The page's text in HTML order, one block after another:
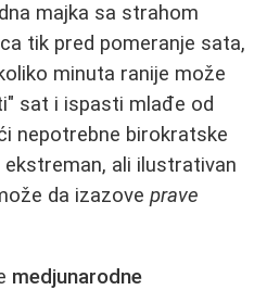
majka sa strahom
tik pred pomeranje sata,
minuta ranije može
sat i ispasti mlađe od
nepotrebne birokratske
ali ilustrativan
da izazove prave
medjunarodne